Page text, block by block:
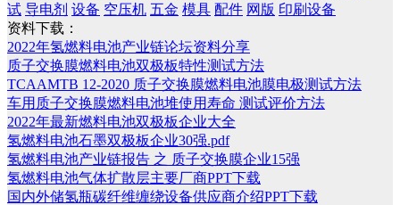
试 导电剂 设备 空压机 五金 模具 配件 网版 印刷设备
资料下载：
2022年氢燃料电池产业链论坛资料分享
质子交换膜燃料电池双极板特性测试方法
TCAAMTB 12-2020 质子交换膜燃料电池膜电极测试方法
车用质子交换膜燃料电池堆使用寿命 测试评价方法
2022年最新燃料电池双极板企业大全
氢燃料电池石墨双极板企业30强.pdf
氢燃料电池产业链报告 之 质子交换膜企业15强
氢燃料电池气体扩散层主要厂商PPT下载
国内外储氢瓶碳纤维缠绕设备供应商介绍PPT下载